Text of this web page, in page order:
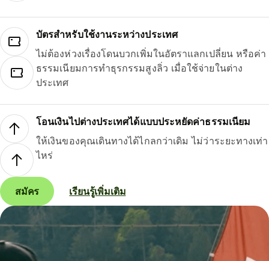
บัตรสำหรับใช้งานระหว่างประเทศ
ไม่ต้องห่วงเรื่องโดนบวกเพิ่มในอัตราแลกเปลี่ยน หรือค่า
ธรรมเนียมการทำธุรกรรมสูงลิ่ว เมื่อใช้จ่ายในต่าง
ประเทศ
โอนเงินไปต่างประเทศได้แบบประหยัดค่าธรรมเนียม
ให้เงินของคุณเดินทางได้ไกลกว่าเดิม ไม่ว่าระยะทางเท่า
ไหร่
สมัคร เรียนรู้เพิ่มเติม